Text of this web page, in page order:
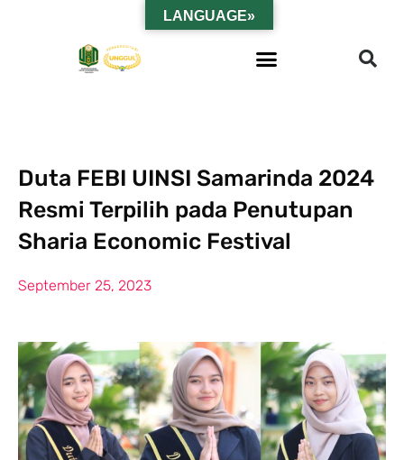
Duta FEBI UINSI Samarinda 2024
Resmi Terpilih pada Penutupan
Sharia Economic Festival
September 25, 2023
LANGUAGE»